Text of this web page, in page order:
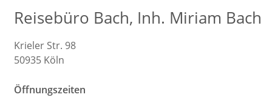
Reisebüro Bach, Inh. Miriam Bach
Krieler Str. 98
50935 Köln
Öffnungszeiten